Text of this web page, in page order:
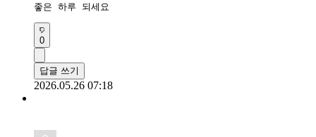
좋은 하루 되세요
0
답글 쓰기
2026.05.26 07:18